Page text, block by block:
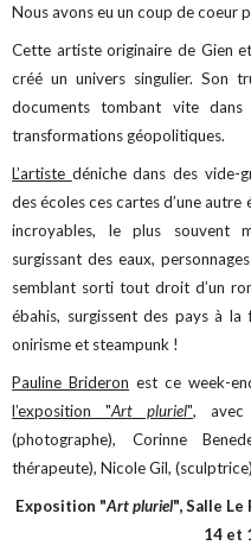
Nous avons eu un coup de coeur
Cette artiste originaire de Gien
créé un univers singulier.Son
documents tombant vite
transformations géopolitiques.
L’artiste déniche dans des vide-
des écoles ces cartes d’une
incroyables, le plus souvent
surgissant des eaux,
semblant sorti tout droit d’un
ébahis, surgissent des pays à
onirisme et steampunk !
Pauline Brideron est ce week-
l’exposition "Art pluriel", avec
(photographe), Corinne
thérapeute), Nicole Gil,
Exposition "Art pluriel", Salle
14 et